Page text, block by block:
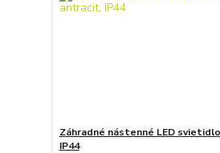
Záhradné nástenné LED
IP44